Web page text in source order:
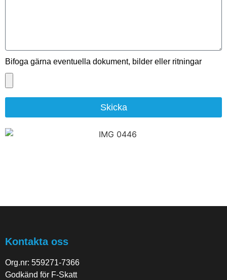
Bifoga gärna eventuella dokument, bilder eller ritningar
Skicka
Kontakta oss
Org.nr: 559271-7366
Godkänd för F-Skatt